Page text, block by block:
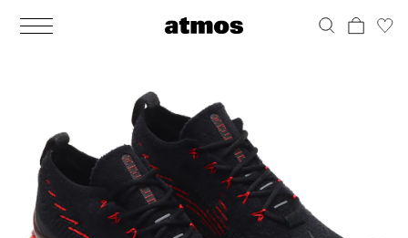
MEN
ウェア
バッグ
アクセサリー
シューズ
ブーツ
サンダル
その他
ウェア
アウター
パンツ
ソックス
バッグ
バックパック / リュック
ショルダー / メッセンジャーバッグ
トート / エコバッグ
クラッチ / セカンドバッグ
アクセサリー
ポーチ / ウォレット
帽子
グッズ / アクセサリー
その他
その他
シューケア / グッズ
おもちゃ / フィギュア
その他
すべてのその他
WOMENS
ウェア
バッグ
アクセサリー
シューズ
ブーツ
サンダル / パンプス
その他
ウェア
アウター
パンツ
ワンピース
バッグ
バックパック / リュック
ショルダー / メッセンジャーバッグ
トート / エコバッグ
クラッチ / セカンドバッグ
アクセサリー
ポーチ / ウォレット
帽子
グッズ / アクセサリー
その他
その他
シューケア / グッズ
おもちゃ / フィギュア
その他
すべてのその他
1 10